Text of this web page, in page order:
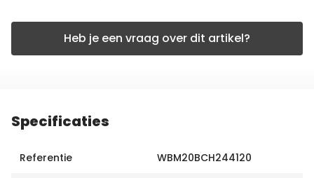
Heb je een vraag over dit artikel?
Specificaties
Referentie WBM20BCH244120